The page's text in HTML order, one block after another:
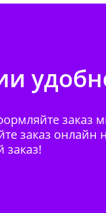
заказ
заказ онлайн